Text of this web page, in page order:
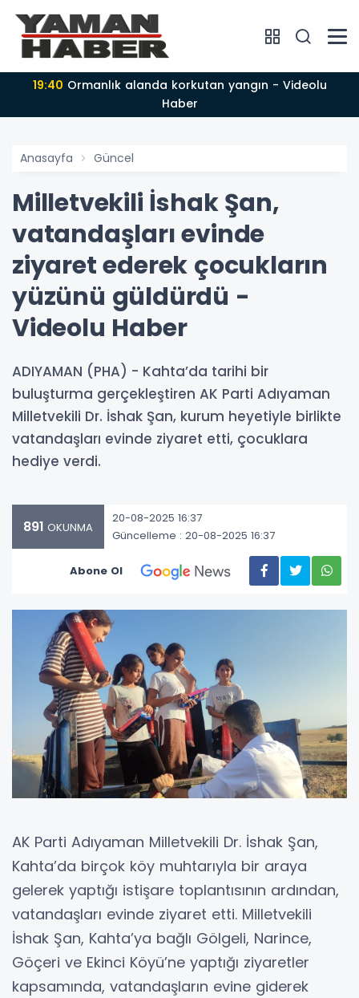
19:40
Haber
Anasayfa Güncel
Milletvekili İshak Şan,
vatandaşları evinde
ziyaret ederek çocukların
yüzünü güldürdü -
Videolu Haber
ADIYAMAN (PHA) - Kahta’da tarihi bir
buluşturma gerçekleştiren AK Parti Adıyaman
Milletvekili Dr. İshak Şan, kurum heyetiyle birlikte
vatandaşları evinde ziyaret etti, çocuklara
hediye verdi.
891 OKUNMA
20-08-2025 16:37
Güncelleme : 20-08-2025 16:37
Abone Ol
AK Parti Adıyaman Milletvekili Dr. İshak Şan,
Kahta’da birçok köy muhtarıyla bir araya
gelerek yaptığı istişare toplantısının ardından,
vatandaşları evinde ziyaret etti. Milletvekili
İshak Şan, Kahta’ya bağlı Gölgeli, Narince,
Göçeri ve Ekinci Köyü’ne yaptığı ziyaretler
kapsamında, vatandaşların evine giderek